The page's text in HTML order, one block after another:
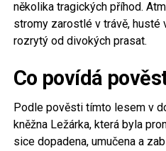
několika tragických příhod.
stromy zarostlé v trávě, husté
rozrytý od divokých prasat.
Co povídá
Podle pověsti tímto lesem v
kněžna Ležárka, která byla
sice dopadena, umučena a